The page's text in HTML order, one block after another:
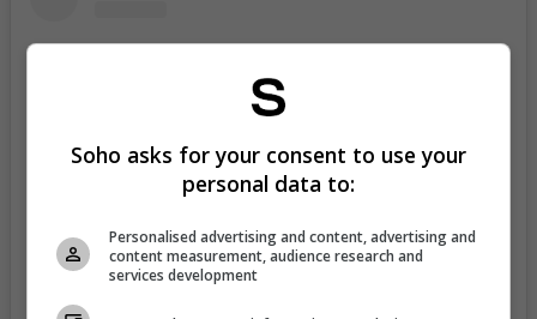
Soho asks for your consent to use your
personal data to:
Personalised advertising and content, advertising and
content measurement, audience research and
services development